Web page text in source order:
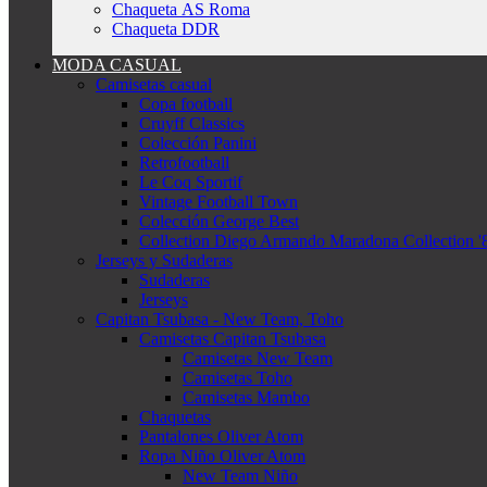
Chaqueta AS Roma
Chaqueta DDR
MODA CASUAL
Camisetas casual
Copa football
Cruyff Classics
Colección Panini
Retrofootball
Le Coq Sportif
Vintage Football Town
Colección George Best
Collection Diego Armando Maradona Collection
Jerseys y Sudaderas
Sudaderas
Jerseys
Capitan Tsubasa - New Team, Toho
Camisetas Capitan Tsubasa
Camisetas New Team
Camisetas Toho
Camisetas Mambo
Chaquetas
Pantalones Oliver Atom
Ropa Niño Oliver Atom
New Team Niño